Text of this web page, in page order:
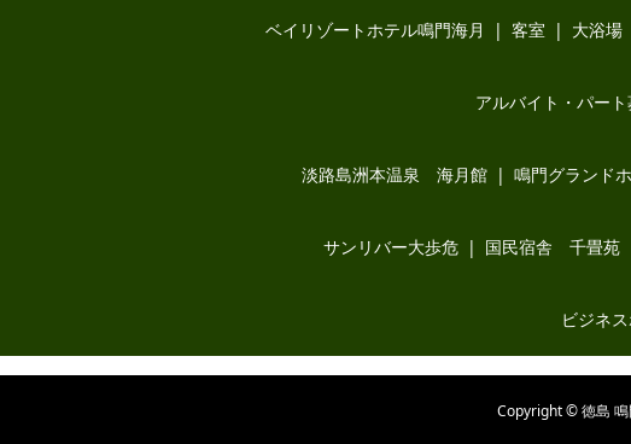
ベイリゾートホテル鳴門海月 客室 大浴場
アルバイト・パー
淡路島洲本温泉 海月館 鳴門グランド
サンリバー大歩危 国民宿舎 千畳苑
ビジネ
Copyright © 徳島 鳴